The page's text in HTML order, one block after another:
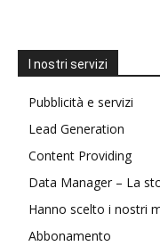
I nostri servizi
Pubblicità e servizi
Lead Generation
Content Providing
Data Manager – La
Hanno scelto i nostri
Abbonamento